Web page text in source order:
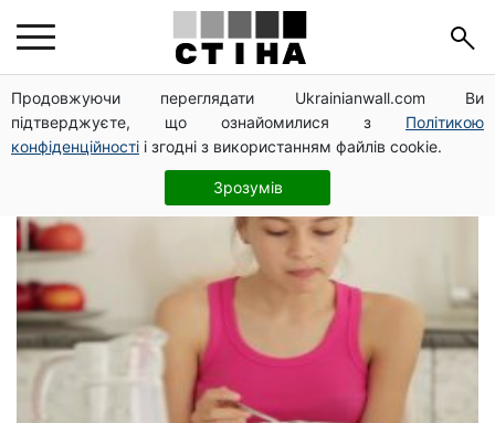
Продовжуючи переглядати Ukrainianwall.com Ви
підтверджуєте, що ознайомилися з Політикою
конфіденційності і згодні з використанням файлів cookie.
Зрозумів
завтрак